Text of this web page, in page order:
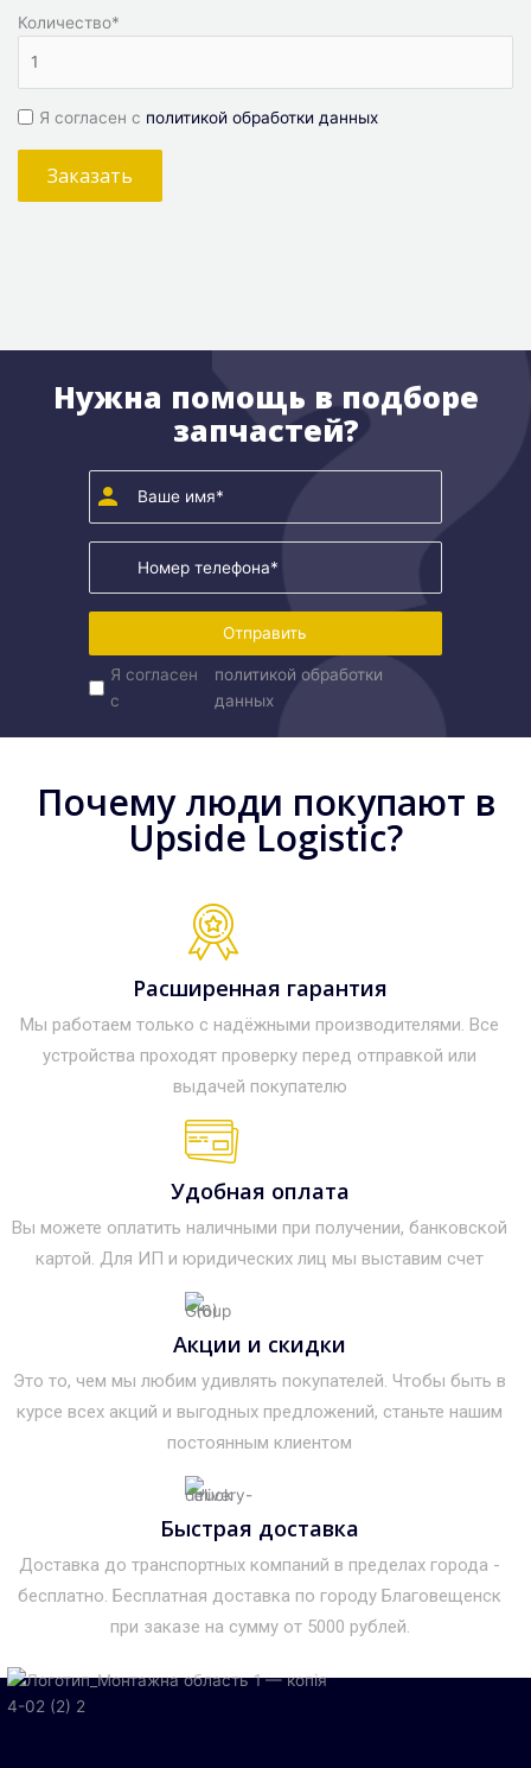
Количество*
Я согласен с политикой обработки данных
Заказать
Нужна помощь в подборе
запчастей?
Отправить
Я согласен
с
политикой обработки
данных
Почему люди покупают в
Upside Logistic?
Расширенная гарантия
Мы работаем только с надёжными производителями. Все
устройства проходят проверку перед отправкой или
выдачей покупателю
Удобная оплата
Вы можете оплатить наличными при получении, банковской
картой. Для ИП и юридических лиц мы выставим счет
Акции и скидки
Это то, чем мы любим удивлять покупателей. Чтобы быть в
курсе всех акций и выгодных предложений, станьте нашим
постоянным клиентом
Быстрая доставка
Доставка до транспортных компаний в пределах города -
бесплатно. Бесплатная доставка по городу Благовещенск
при заказе на сумму от 5000 рублей.